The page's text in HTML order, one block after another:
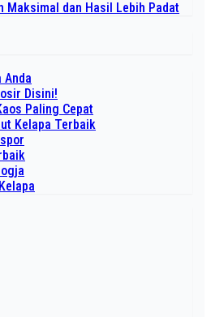
Maksimal dan Hasil Lebih Padat
Anda
Disini!
Paling Cepat
Kelapa Terbaik